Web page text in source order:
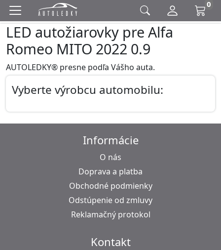
0
LED autožiarovky pre Alfa
Romeo MITO 2022 0.9
AUTOLEDKY® presne podľa Vášho auta.
Vyberte výrobcu automobilu:
Informácie
O nás
Doprava a platba
Obchodné podmienky
Odstúpenie od zmluvy
Reklamačný protokol
Kontakt